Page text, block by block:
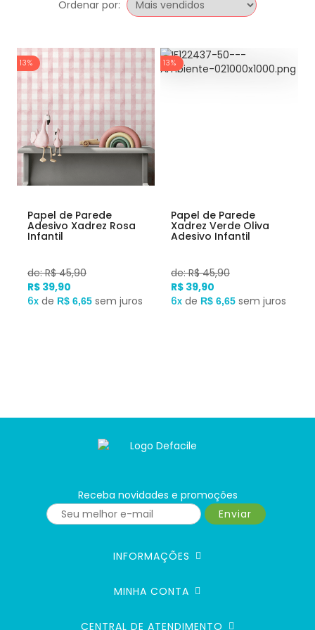
Ordenar por:
13%
Papel de Parede
Adesivo Xadrez Rosa
Infantil
de: R$ 45,90
R$ 39,90
6x de R$ 6,65 sem juros
13%
Papel de Parede
Xadrez Verde Oliva
Adesivo Infantil
de: R$ 45,90
R$ 39,90
6x de R$ 6,65 sem juros
Receba novidades e promoções
Enviar
INFORMAÇÕES
MINHA CONTA
CENTRAL DE ATENDIMENTO